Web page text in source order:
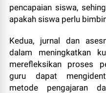
pencapaian siswa,
apakah siswa perlu
Kedua, jurnal dan
dalam meningkatkan
merefleksikan proses
guru dapat
metode pengajaran